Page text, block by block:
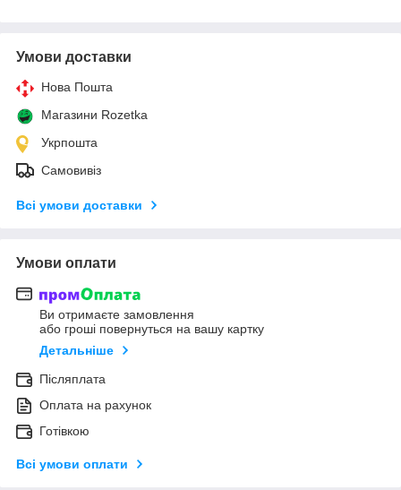
Умови доставки
Нова Пошта
Магазини Rozetka
Укрпошта
Самовивіз
Всі умови доставки
Умови оплати
Ви отримаєте замовлення
або гроші повернуться на вашу картку
Детальніше
Післяплата
Оплата на рахунок
Готівкою
Всі умови оплати